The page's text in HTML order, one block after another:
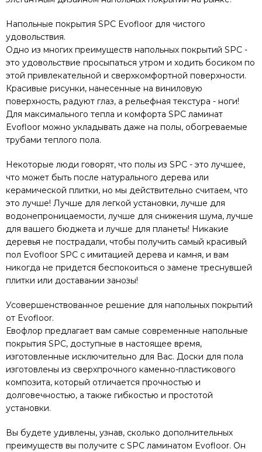
Напольные покрытия SPC Evofloor для чистого
удовольствия.
Одно из многих преимуществ напольных покрытий SPC -
это удовольствие просыпаться утром и ходить босиком по
этой привлекательной и сверхкомфортной поверхности.
Красивые рисунки, нанесенные на виниловую
поверхность, радуют глаз, а рельефная текстура - ноги!
Для максимального тепла и комфорта SPC ламинат
Evofloor можно укладывать даже на полы, обогреваемые
трубами теплого пола.
Некоторые люди говорят, что полы из SPC - это лучшее,
что может быть после натурального дерева или
керамической плитки, но мы действительно считаем, что
это лучше! Лучше для легкой установки, лучше для
водонепроницаемости, лучше для снижения шума, лучше
для вашего бюджета и лучше для планеты! Никакие
деревья не пострадали, чтобы получить самый красивый
пол Evofloor SPC с имитацией дерева и камня, и вам
никогда не придется беспокоиться о замене треснувшей
плитки или доставании занозы!
Усовершенствованное решение для напольных покрытий
от Evofloor.
Евофлор предлагает вам самые современные напольные
покрытия SPC, доступные в настоящее время,
изготовленные исключительно для Вас. Доски для пола
изготовлены из сверхпрочного каменно-пластикового
композита, который отличается прочностью и
долговечностью, а также гибкостью и простотой
установки.
Вы будете удивлены, узнав, сколько дополнительных
преимуществ вы получите с SPC ламинатом Evofloor. Он